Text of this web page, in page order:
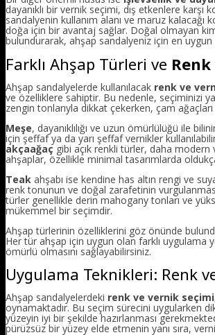
dayanıklı bir vernik seçimi, dış etkenlere karşı
sandalyenin kullanım alanı ve maruz kalacağı
doğa için bir avantaj sağlar. Doğal olmayan
bulundurarak, ahşap sandalyeniz için en
Farklı Ahşap Türleri ve
Ahşap sandalyelerde kullanılacak renk ve
ve özelliklere sahiptir. Bu nedenle, seçiminizi
zengin tonlarıyla dikkat çekerken, çam
Meşe, dayanıklılığı ve uzun ömürlülüğü ile
için şeffaf ya da yarı şeffaf vernikler
akçaağaçgibi açık renkli türler, daha modern
ahşaplar, özellikle minimal tasarımlarda
Teak ahşabı ise kendine has altın rengi ve
renk tonunun ve doğal zarafetinin
türler genellikle derin mahogany tonları ve
mükemmel bir seçimdir.
Ahşap türlerinin özelliklerini göz önünde
Her tür ahşap için uygun olan farklı
ömürlü olmasını sağlayabilirsiniz.
Uygulama Teknikleri: Renk
Ahşap sandalyelerdeki renk ve vernik seçimi
oynamaktadır. Bu seçim sürecini uygularken
yüzeyin iyi bir şekilde hazırlanması
pürüzsüz bir yüzey elde etmenin yanı sıra,